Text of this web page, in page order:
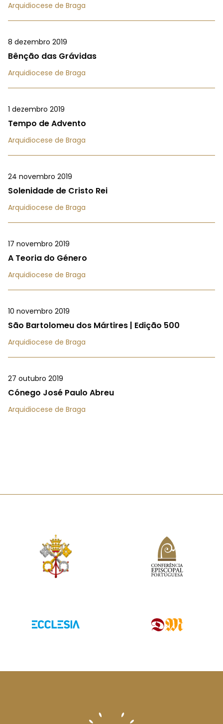
Arquidiocese de Braga
8 dezembro 2019
Bênção das Grávidas
Arquidiocese de Braga
1 dezembro 2019
Tempo de Advento
Arquidiocese de Braga
24 novembro 2019
Solenidade de Cristo Rei
Arquidiocese de Braga
17 novembro 2019
A Teoria do Género
Arquidiocese de Braga
10 novembro 2019
São Bartolomeu dos Mártires | Edição 500
Arquidiocese de Braga
27 outubro 2019
Cónego José Paulo Abreu
Arquidiocese de Braga